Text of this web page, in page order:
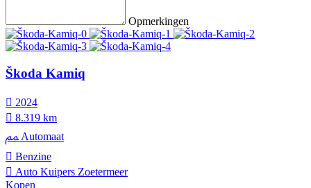
Opmerkingen
Škoda Kamiq
2024
8.319 km
Automaat
Benzine
Auto Kuipers Zoetermeer
Kopen